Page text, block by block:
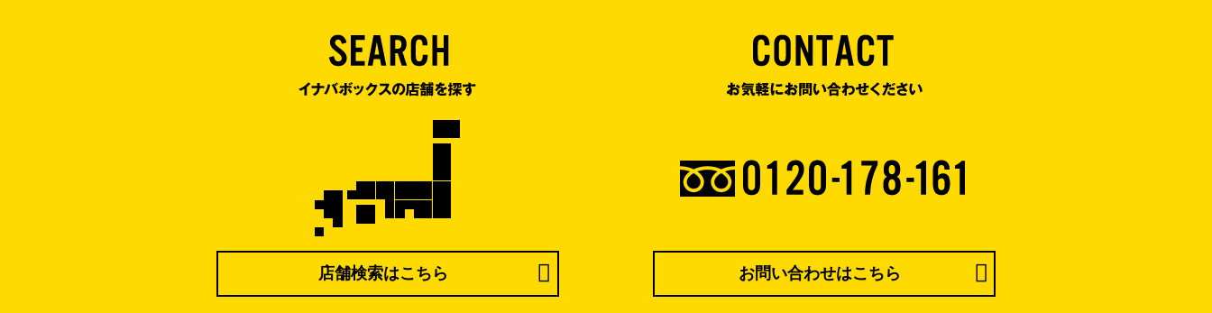
店舗検索はこちら お問い合わせはこちら